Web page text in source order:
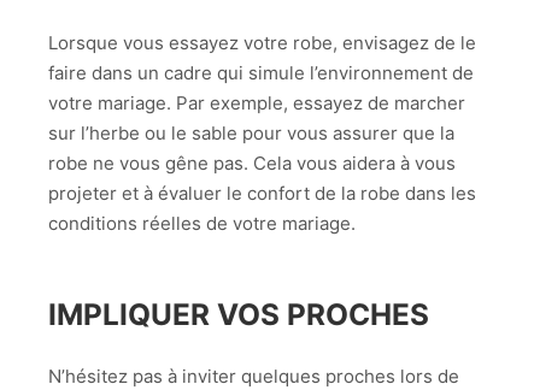
Lorsque vous essayez votre robe, envisagez de le
faire dans un cadre qui simule l’environnement de
votre mariage. Par exemple, essayez de marcher
sur l’herbe ou le sable pour vous assurer que la
robe ne vous gêne pas. Cela vous aidera à vous
projeter et à évaluer le confort de la robe dans les
conditions réelles de votre mariage.
IMPLIQUER VOS PROCHES
N’hésitez pas à inviter quelques proches lors de